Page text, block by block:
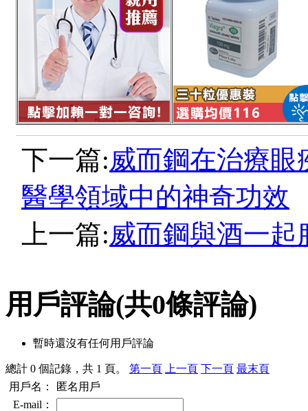
下一篇:威而鋼在治療
醫學領域中的神奇功效
上一篇:威而鋼與酒一
用戶評論(共0條評論)
暫時還沒有任何用戶評論
總計 0 個記錄，共 1 頁。 第一頁 上一頁 下一頁 最末頁
用戶名：
匿名用戶
E-mail：